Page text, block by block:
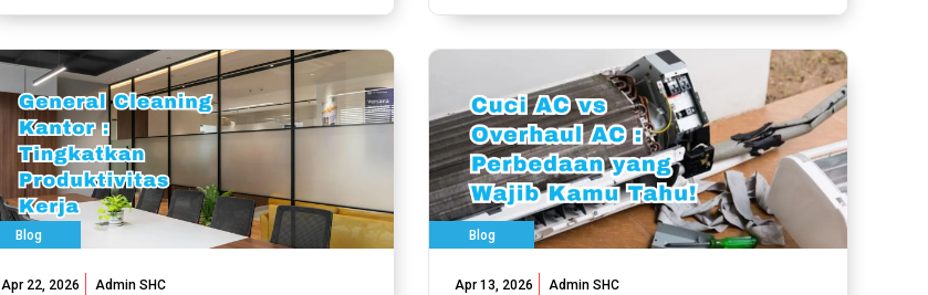
Blog
Apr 22, 2026 Admin SHC
Blog
Apr 13, 2026 Admin SHC